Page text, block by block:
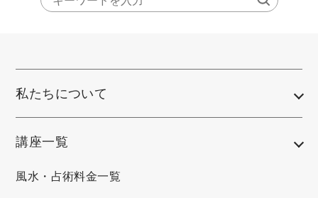
私たちについて
講座一覧
風水・占術料金一覧